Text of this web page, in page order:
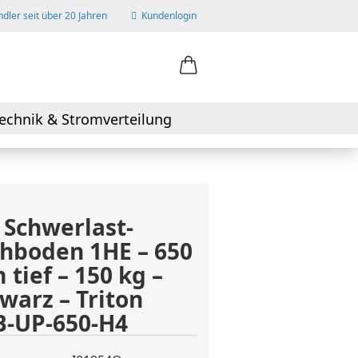
seit über 20 Jahren Kundenlogin
erstellen
vergessen?
& Stromverteilung
1HE – 650
tief – 150 kg –
– Triton
UP-650-H4